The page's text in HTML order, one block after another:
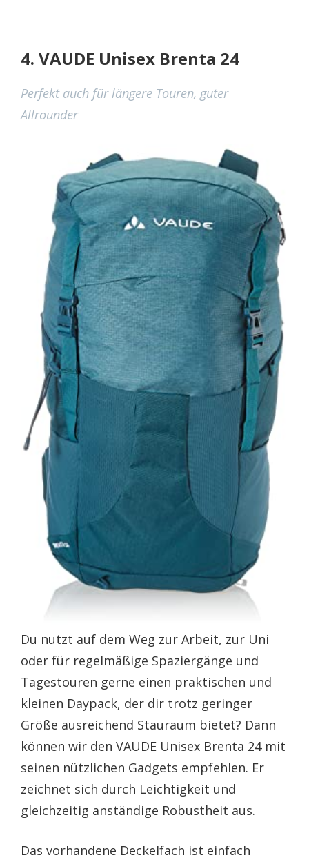
4. VAUDE Unisex Brenta 24
Perfekt auch für längere Touren, guter
Allrounder
Du nutzt auf dem Weg zur Arbeit, zur Uni
oder für regelmäßige Spaziergänge und
Tagestouren gerne einen praktischen und
kleinen Daypack, der dir trotz geringer
Größe ausreichend Stauraum bietet? Dann
können wir den VAUDE Unisex Brenta 24 mit
seinen nützlichen Gadgets empfehlen. Er
zeichnet sich durch Leichtigkeit und
gleichzeitig anständige Robustheit aus.
Das vorhandene Deckelfach ist einfach